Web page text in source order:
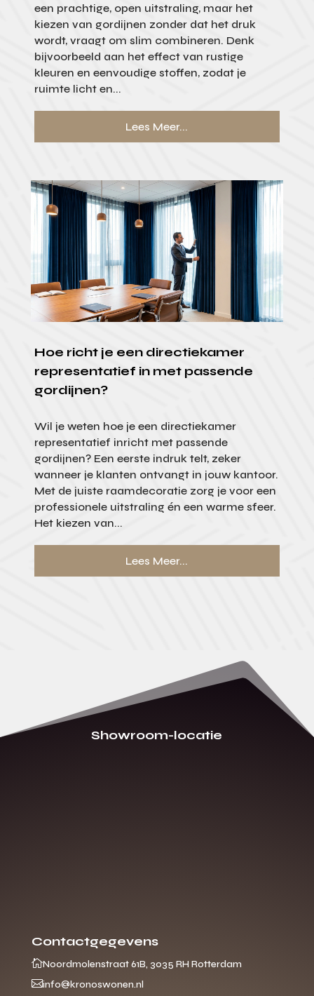
een prachtige, open uitstraling, maar het
kiezen van gordijnen zonder dat het druk
wordt, vraagt om slim combineren. Denk
bijvoorbeeld aan het effect van rustige
kleuren en eenvoudige stoffen, zodat je
ruimte licht en...
Lees Meer...
Hoe richt je een directiekamer
representatief in met passende
gordijnen?
Wil je weten hoe je een directiekamer
representatief inricht met passende
gordijnen? Een eerste indruk telt, zeker
wanneer je klanten ontvangt in jouw kantoor.
Met de juiste raamdecoratie zorg je voor een
professionele uitstraling én een warme sfeer.
Het kiezen van...
Lees Meer...
Showroom-locatie
Contactgegevens
Noordmolenstraat 61B, 3035 RH Rotterdam
info@kronoswonen.nl